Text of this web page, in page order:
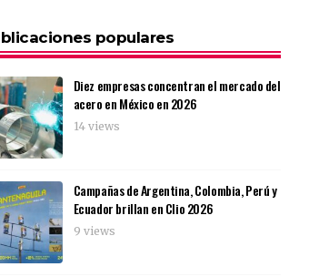
populares
Diez empresas concentran el mercado del
acero en México en 2026
14 views
Campañas de Argentina, Colombia, Perú y
Ecuador brillan en Clio 2026
9 views